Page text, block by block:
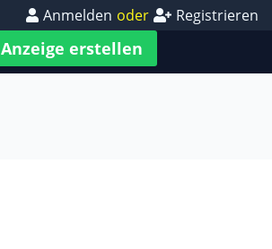
Anmelden oder Registrieren
Anzeige erstellen